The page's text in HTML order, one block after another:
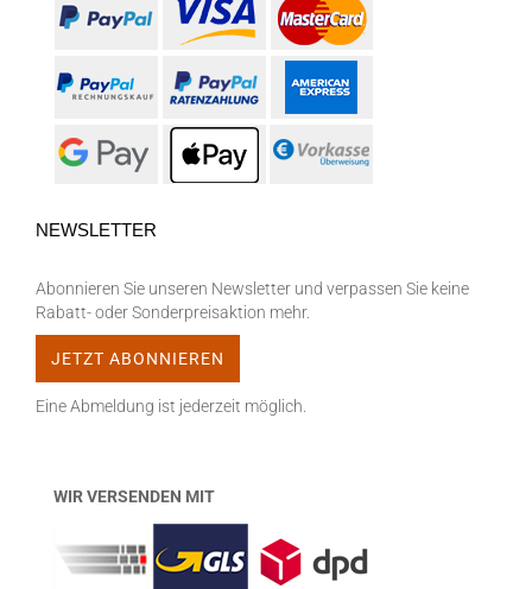
NEWSLETTER
Abonnieren Sie unseren Newsletter und verpassen Sie keine
Rabatt- oder Sonderpreisaktion mehr.
Eine Abmeldung ist jederzeit möglich.
WIR VERSENDEN MIT